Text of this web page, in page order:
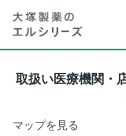
取扱い医療機関・
マップを見る